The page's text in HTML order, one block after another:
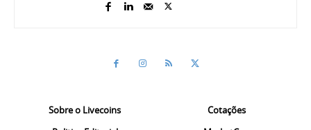
Sobre o Livecoins
Cotações